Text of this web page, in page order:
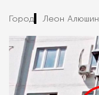
Город Леон Алюшин